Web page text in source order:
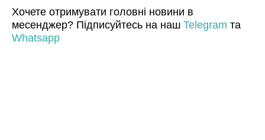
Хочете отримувати головні новини в
месенджер? Підписуйтесь на наш Telegram та
Whatsapp